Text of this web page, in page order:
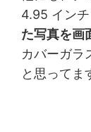
4.95 イン
た写真を画
カバーガラ
と思ってま